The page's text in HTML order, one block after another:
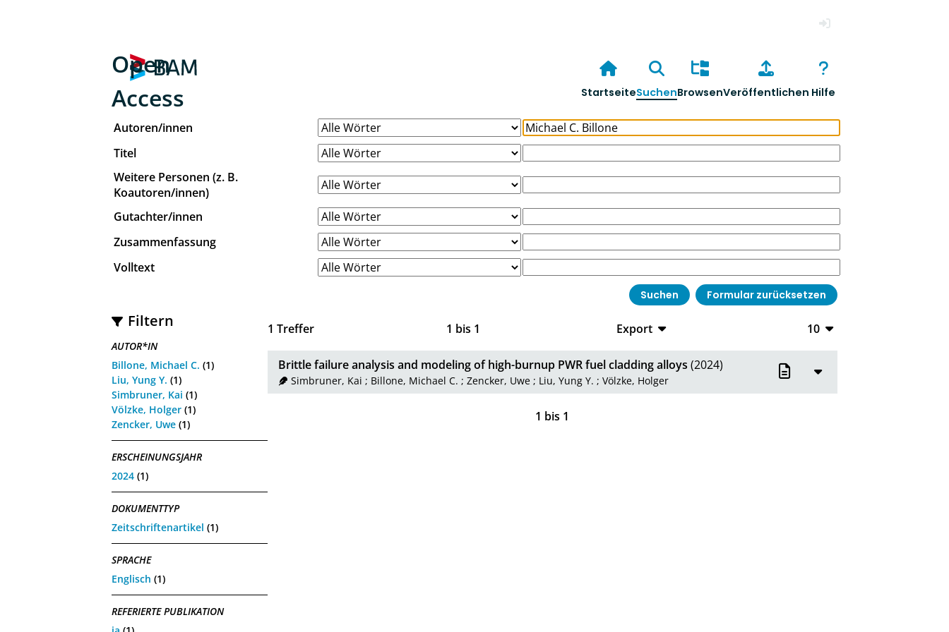
Open
Access
StartseiteSuchenBrowsenVeröffentlichen Hilfe
Autoren/innen
Titel
Weitere Personen (z. B.
Koautoren/innen)
Gutachter/innen
Zusammenfassung
Volltext
Filtern
AUTOR*IN
Billone, Michael C. (1)
Liu, Yung Y. (1)
Simbruner, Kai (1)
Völzke, Holger (1)
Zencker, Uwe (1)
ERSCHEINUNGSJAHR
2024 (1)
DOKUMENTTYP
Zeitschriftenartikel (1)
SPRACHE
Englisch (1)
REFERIERTE PUBLIKATION
1 Treffer 1 bis 1
Export
CSV
RIS
10
10
20
Brittle failure analysis and modeling of high-burnup PWR fuel cladding alloys (2024)
Simbruner, Kai ; Billone, Michael C. ;Zencker, Uwe ; Liu, Yung Y. ;Völzke, Holger
1 bis 1